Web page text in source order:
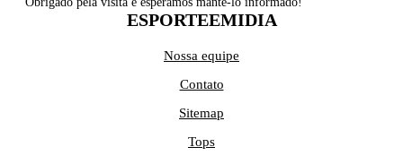
ESPORTEEMIDIA
Nossa equipe
Contato
Sitemap
Tops